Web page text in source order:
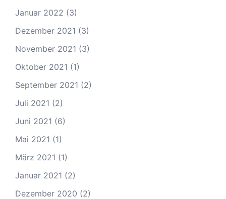
Januar 2022 (3)
Dezember 2021 (3)
November 2021 (3)
Oktober 2021 (1)
September 2021 (2)
Juli 2021 (2)
Juni 2021 (6)
Mai 2021 (1)
März 2021 (1)
Januar 2021 (2)
Dezember 2020 (2)